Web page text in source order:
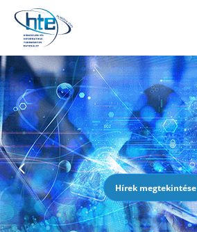
Ugrás a fő tartalomhoz
Hírek megtekintése